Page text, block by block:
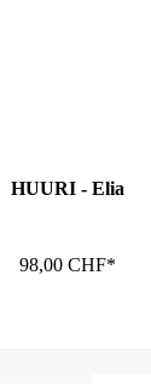
HUURI - Elia
98,00 CHF*
In den Warenkorb